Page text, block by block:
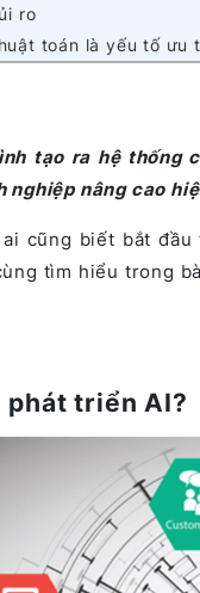
ro
toán là yếu tố ưu
tạo ra hệ thống
nghiệp nâng cao
cũng biết bắt
tìm hiểu trong
phát triển AI?